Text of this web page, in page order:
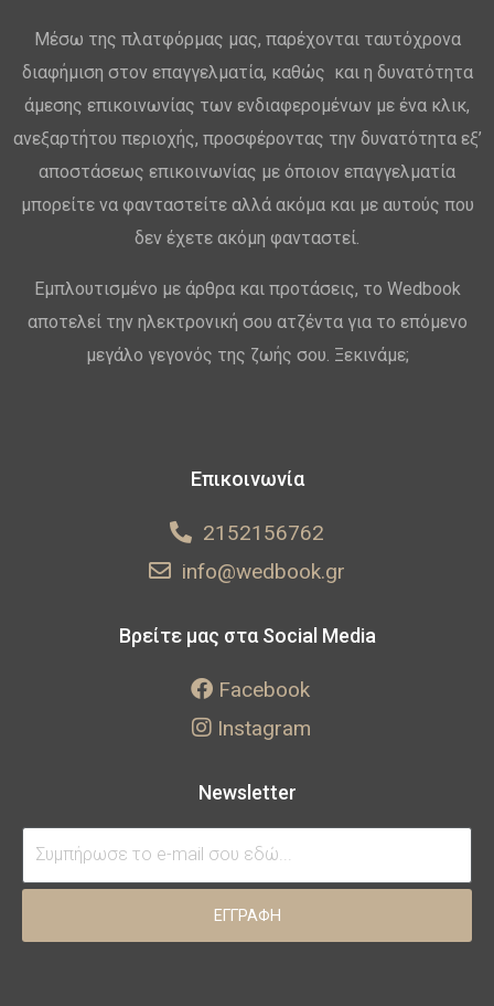
Μέσω της πλατφόρμας μας, παρέχονται ταυτόχρονα
διαφήμιση στον επαγγελματία, καθώς και η δυνατότητα
άμεσης επικοινωνίας των ενδιαφερομένων με ένα κλικ,
ανεξαρτήτου περιοχής, προσφέροντας την δυνατότητα εξ’
αποστάσεως επικοινωνίας με όποιον επαγγελματία
μπορείτε να φανταστείτε αλλά ακόμα και με αυτούς που
δεν έχετε ακόμη φανταστεί.
Εμπλουτισμένο με άρθρα και προτάσεις, το Wedbook
αποτελεί την ηλεκτρονική σου ατζέντα για το επόμενο
μεγάλο γεγονός της ζωής σου. Ξεκινάμε;
Επικοινωνία
2152156762
info@wedbook.gr
Βρείτε μας στα Social Media
Facebook
Instagram
Newsletter
ΕΓΓΡΑΦΗ